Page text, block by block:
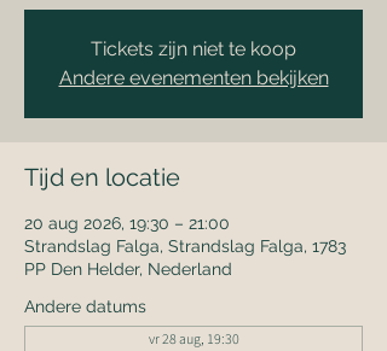
Tickets zijn niet te koop
Andere evenementen bekijken
Tijd en locatie
20 aug 2026, 19:30 – 21:00
Strandslag Falga, Strandslag Falga, 1783
PP Den Helder, Nederland
Andere datums
vr 28 aug, 19:30